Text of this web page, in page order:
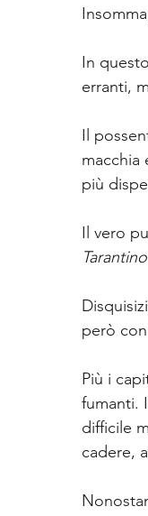
In
erranti,
Il
macchia
più
Il vero
Tarantino
però
Più i
fumanti.
difficile
cadere,